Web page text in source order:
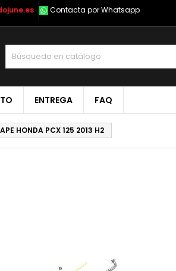
Contacta por Whatsapp
ENTREGA FAQ
HONDA PCX 125 2013 H2